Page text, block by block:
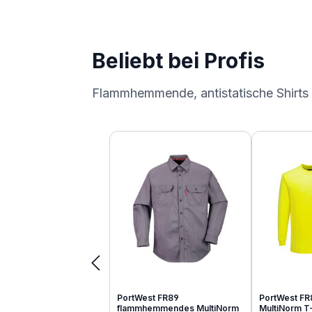
Beliebt bei Profis
Flammhemmende, antistatische
Produktgalerie überspringen
PortWest FR89
flammhemmendes MultiNorm
PortWest
MultiNorm